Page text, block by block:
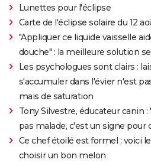
Lunettes pour l'éclipse
Carte de l'éclipse solaire du 12
"Appliquer ce liquide vaisselle
douche" : la meilleure solution
Les psychologues sont clairs :
s'accumuler dans l'évier n'est
mais de saturation
Tony Silvestre, éducateur canin
pas malade, c'est un signe pour
Ce chef étoilé est formel : voici
choisir un bon melon